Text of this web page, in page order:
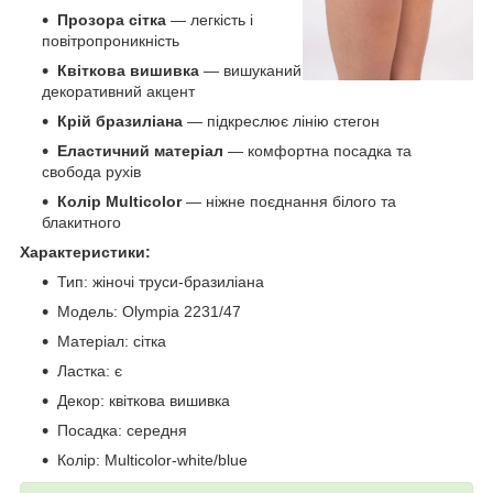
Прозора сітка — легкість і
повітропроникність
Квіткова вишивка — вишуканий
декоративний акцент
Крій бразиліана — підкреслює лінію стегон
Еластичний матеріал — комфортна посадка та
свобода рухів
Колір Multicolor— ніжне поєднання білого та
блакитного
Характеристики:
Тип: жіночі труси-бразиліана
Модель: Olympia 2231/47
Матеріал: сітка
Ластка: є
Декор: квіткова вишивка
Посадка: середня
Колір: Multicolor-white/blue